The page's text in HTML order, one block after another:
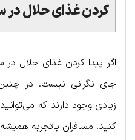
کردن غذای حلال در
اگر پیدا کردن غذای حلال در
جای نگرانی نیست. در چنین
زیادی وجود دارند که
کنید. مسافران باتجربه